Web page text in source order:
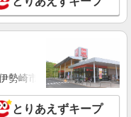
：308,333円〜391,666円
み
恵比寿ガーデンプレイス
更の範囲：会社の定める場所】
勢崎市・太田市・館林市
とりあえずキープ